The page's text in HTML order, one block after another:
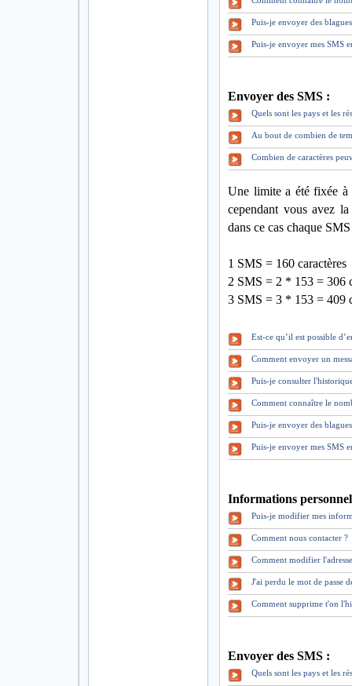
Puis-je envoyer des
Puis-je envoyer mes SMS
Envoyer des SMS :
Quels sont les pays et les
Au bout de combien de
Combien de caractères
Une limite a été fixée à
cependant vous avez
dans ce cas chaque
1 SMS = 160 caractères
2 SMS = 2 * 153 = 306
3 SMS = 3 * 153 = 409
Est-ce qu’il est possible
Comment envoyer un
Puis-je consulter
Comment connaître le
Puis-je envoyer des
Puis-je envoyer mes SMS
Informations
Puis-je modifier mes
Comment nous contacter ?
Comment modifier
J'ai perdu le mot de passe
Comment supprime t'on
Envoyer des SMS :
Quels sont les pays et les